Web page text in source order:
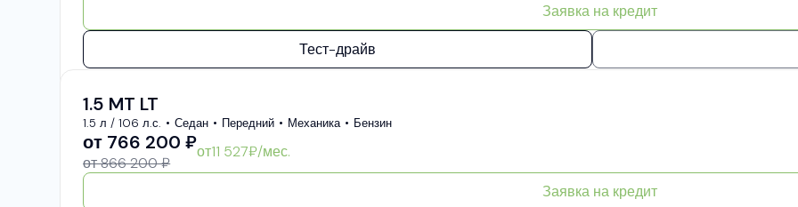
Заявка на кредит
Тест-драйв
1.5 MT LT
1.5 л / 106 л.с. Седан Передний Механика Бензин
от 766 200 ₽
от 866 200 ₽
от11 527₽/мес.
Заявка на кредит